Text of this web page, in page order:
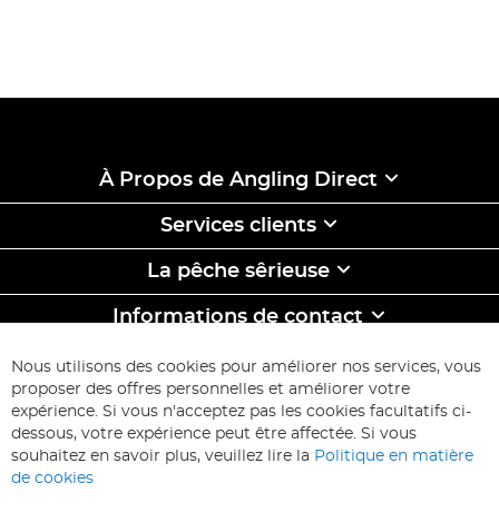
À Propos de Angling Direct
Services clients
La pêche sêrieuse
Informations de contact
ABONNEZ-VOUS & ECONOMISEZ
Inscription
à
d’information
:
Inscription
Nous utilisons des cookies pour améliorer nos services, vous
proposer des offres personnelles et améliorer votre
expérience. Si vous n'acceptez pas les cookies facultatifs ci-
dessous, votre expérience peut être affectée. Si vous
souhaitez en savoir plus, veuillez lire la Politique en matière
de cookies